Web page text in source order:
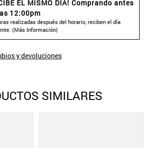
EL MISMO DÍA! Comprando antes
12:00pm
realizadas después del horario, reciben el día
(Más Información)
y devoluciones
SIMILARES